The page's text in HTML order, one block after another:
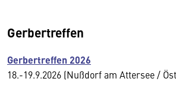
Gerbertreffen
Gerbertreffen 2026
18.-19.9.2026 (Nußdorf am Attersee /